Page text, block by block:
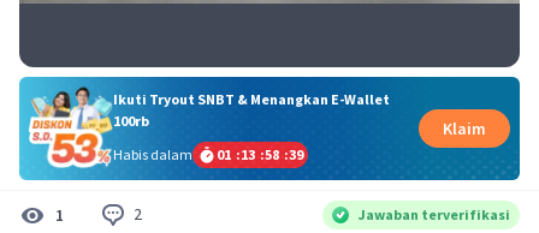
Ikuti Tryout SNBT & Menangkan E-Wallet
100rb
Habis dalam
01 :13 :58 :38
Klaim
1 2 Jawaban terverifikasi